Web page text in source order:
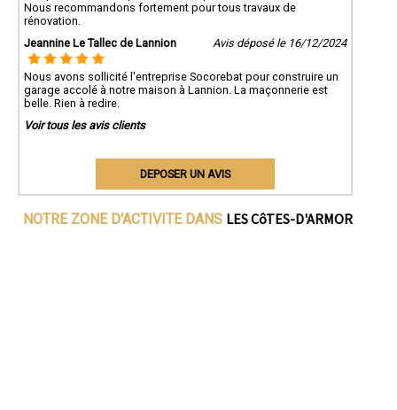
Nous recommandons fortement pour tous travaux de
rénovation.
Jeannine Le Tallec de Lannion
Avis déposé le 16/12/2024
Nous avons sollicité l'entreprise Socorebat pour construire un
garage accolé à notre maison à Lannion. La maçonnerie est
belle. Rien à redire.
Voir tous les avis clients
DEPOSER UN AVIS
NOTRE ZONE D'ACTIVITE DANS LES CôTES-D'ARMOR